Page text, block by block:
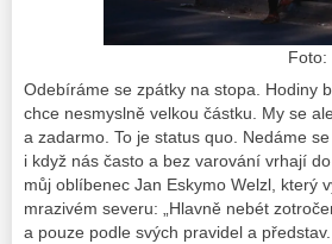
Foto:
Odebíráme se zpátky na stopa. Hodiny
chce nesmyslně velkou částku. My se
a zadarmo. To je status quo . Nedáme
i když nás často a bez varování vrhají
můj oblíbenec Jan Eskymo Welzl, který
mrazivém severu:
„Hlavně nebét
a pouze podle svých pravidel a